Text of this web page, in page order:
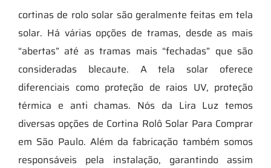
cortinas de rolo solar são geralmente feitas em tela
solar. Há várias opções de tramas, desde as mais
“abertas” até as tramas mais “fechadas” que são
consideradas blecaute. A tela solar oferece
diferenciais como proteção de raios UV, proteção
térmica e anti chamas. Nós da Lira Luz temos
diversas opções de Cortina Rolô Solar Para Comprar
em São Paulo. Além da fabricação também somos
responsáveis pela instalação, garantindo assim